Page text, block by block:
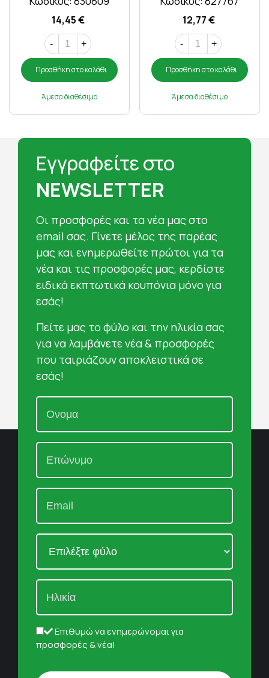
14,45 €
- +
Προσθήκη στο καλάθι
Άμεσα διαθέσιμο
12,77 €
- +
Προσθήκη στο καλάθι
Άμεσα διαθέσιμο
Εγγραφείτε στο
NEWSLETTER
Oι προσφορές και τα νέα μας στο
email σας. Γίνετε μέλος της παρέας
μας και ενημερωθείτε πρώτοι για τα
νέα και τις προσφορές μας, κερδίστε
ειδικά εκπτωτικά κουπόνια μόνο για
εσάς!
Πείτε μας το φύλο και την ηλικία σας
για να λαμβάνετε νέα & προσφορές
που ταιριάζουν αποκλειστικά σε
εσάς!
Επιθυμώ να ενημερώνομαι για
προσφορές & νέα!